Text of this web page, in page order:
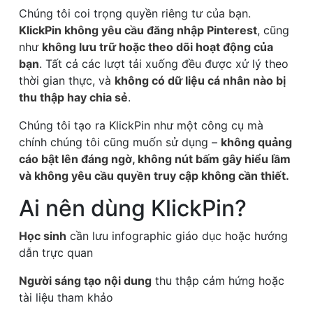
Chúng tôi coi trọng quyền riêng tư của bạn.
KlickPin không yêu cầu đăng nhập Pinterest, cũng
như không lưu trữ hoặc theo dõi hoạt động của
bạn. Tất cả các lượt tải xuống đều được xử lý theo
thời gian thực, và không có dữ liệu cá nhân nào bị
thu thập hay chia sẻ.
Chúng tôi tạo ra KlickPin như một công cụ mà
chính chúng tôi cũng muốn sử dụng – không quảng
cáo bật lên đáng ngờ, không nút bấm gây hiểu lầm
và không yêu cầu quyền truy cập không cần thiết.
Ai nên dùng KlickPin?
Học sinh cần lưu infographic giáo dục hoặc hướng
dẫn trực quan
Người sáng tạo nội dung thu thập cảm hứng hoặc
tài liệu tham khảo